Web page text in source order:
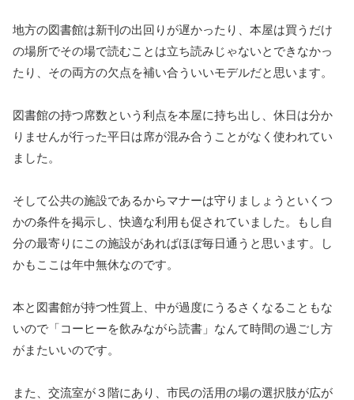
地方の図書館は新刊の出回りが遅かったり、本屋は買うだけ
の場所でその場で読むことは立ち読みじゃないとできなかっ
たり、その両方の欠点を補い合ういいモデルだと思います。
図書館の持つ席数という利点を本屋に持ち出し、休日は分か
りませんが行った平日は席が混み合うことがなく使われてい
ました。
そして公共の施設であるからマナーは守りましょうといくつ
かの条件を掲示し、快適な利用も促されていました。もし自
分の最寄りにこの施設があればほぼ毎日通うと思います。し
かもここは年中無休なのです。
本と図書館が持つ性質上、中が過度にうるさくなることもな
いので「コーヒーを飲みながら読書」なんて時間の過ごし方
がまたいいのです。
また、交流室が３階にあり、市民の活用の場の選択肢が広が